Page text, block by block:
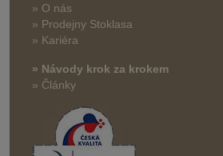
» O nás
» Prodejny Stoklasa
» Kariéra
» Návody krok za krokem
» Články